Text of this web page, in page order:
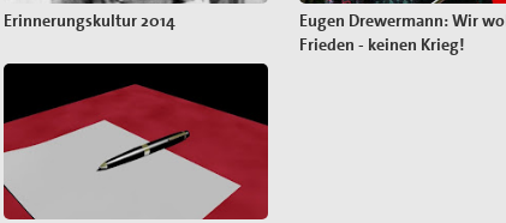
Erinnerungskultur 2014
Eugen Drewermann: Wir
Frieden - keinen Krieg!